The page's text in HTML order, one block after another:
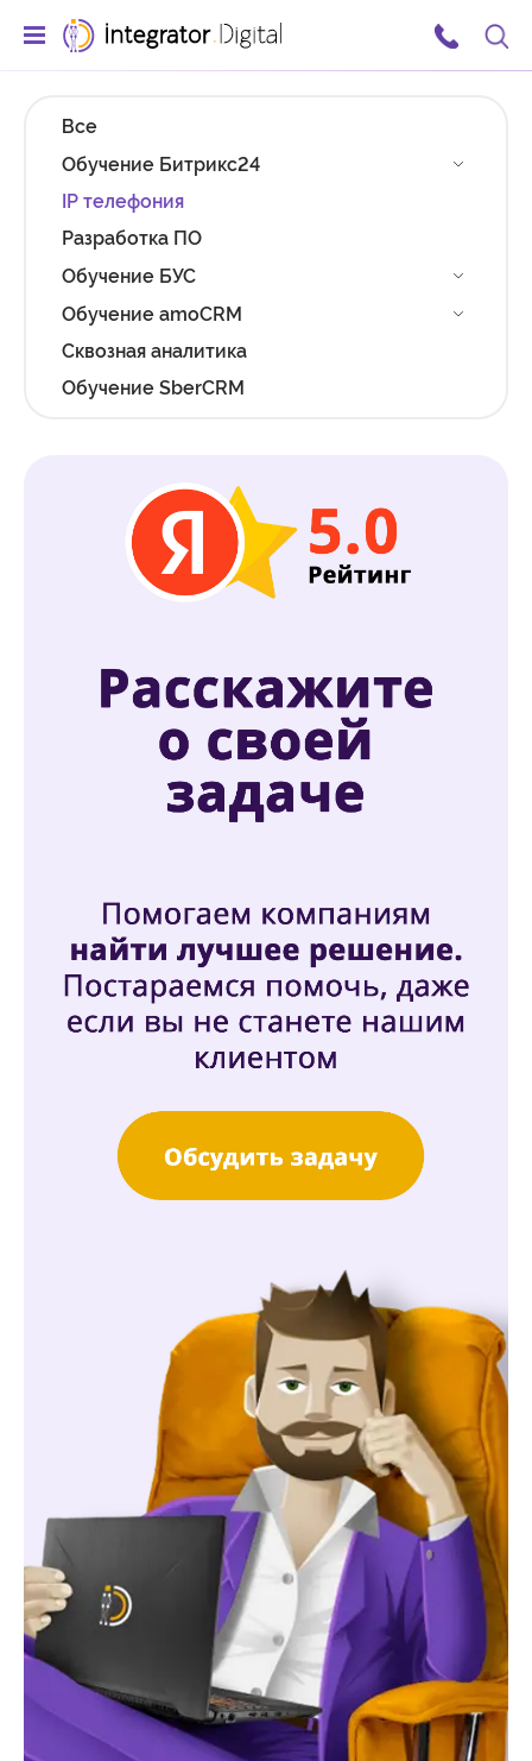
Ссылка на главную страницу
Все
Обучение Битрикс24
IP телефония
Разработка ПО
Обучение БУС
Обучение amoCRM
Сквозная аналитика
Обучение SberCRM